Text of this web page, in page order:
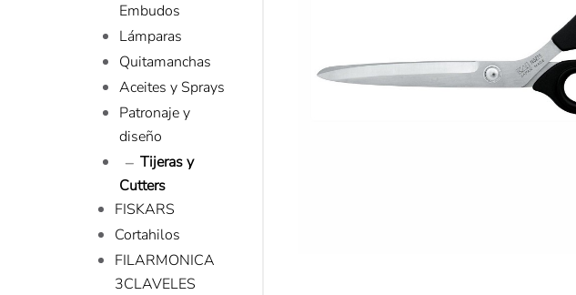
Embudos
Lámparas
Quitamanchas
Aceites y Sprays
Patronaje y
diseño
Tijeras y
Cutters
FISKARS
Cortahilos
FILARMONICA
3CLAVELES